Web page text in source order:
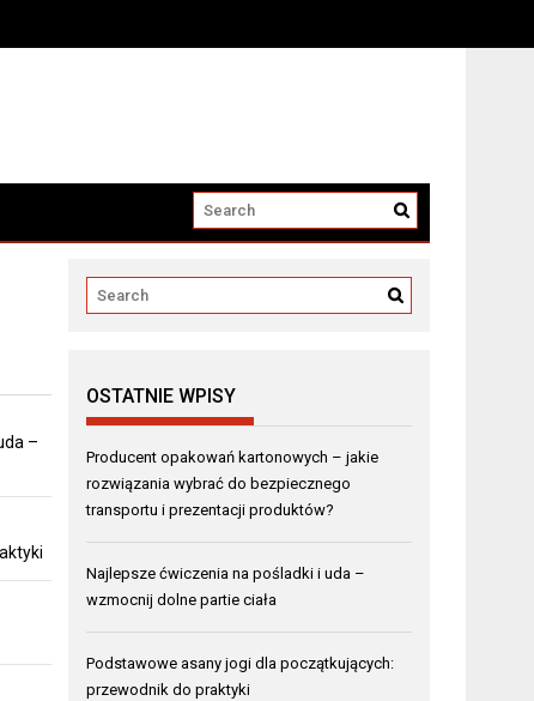
–
OSTATNIE WPISY
Producent opakowań kartonowych – jakie
rozwiązania wybrać do bezpiecznego
transportu i prezentacji produktów?
Najlepsze ćwiczenia na pośladki i uda –
wzmocnij dolne partie ciała
Podstawowe asany jogi dla początkujących:
przewodnik do praktyki